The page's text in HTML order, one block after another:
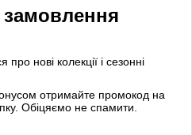
нові колекції і сезонні
отримайте промокод на
Обіцяємо не спамити.